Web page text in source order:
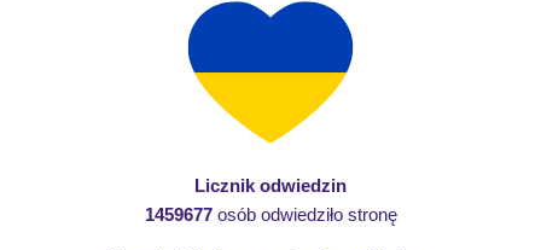
Licznik odwiedzin
1459677osób odwiedziło stronę